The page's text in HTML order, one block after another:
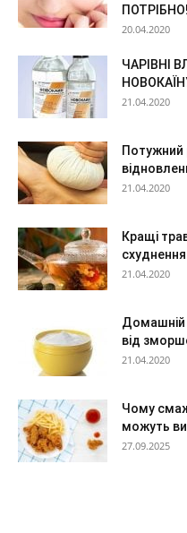
ПОТРІБНО!
20.04.2020
ЧАРІВНІ
21.04.2020
Потужний
21.04.2020
Кращі
21.04.2020
Домашній
від
21.04.2020
Чому
можуть
27.09.2025